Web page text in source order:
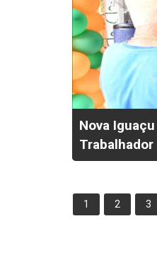
Nova
Trabalhador
1 2 3